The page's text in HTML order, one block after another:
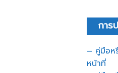
การ
– คู่มือห
หน้าที่